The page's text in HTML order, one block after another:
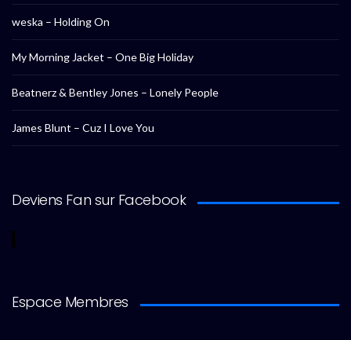
weska – Holding On
My Morning Jacket – One Big Holiday
Beatnerz & Bentley Jones – Lonely People
James Blunt – Cuz I Love You
Deviens Fan sur Facebook
Espace Membres